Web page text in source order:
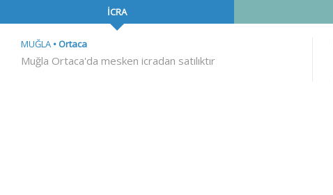
İCRA
MUĞLA Ortaca
Muğla Ortaca'da mesken icradan satılıktır